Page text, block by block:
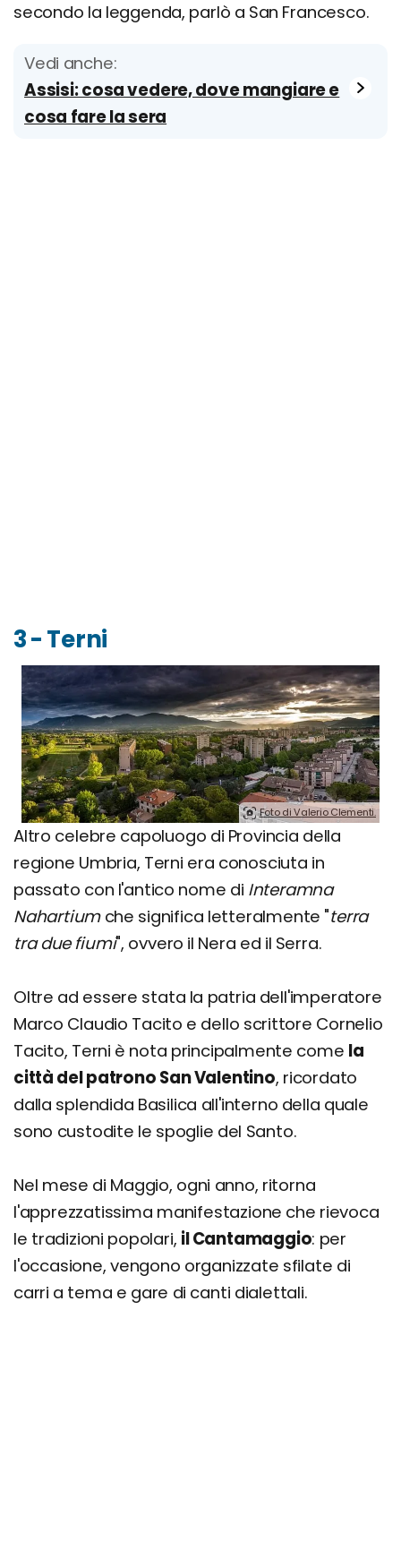
secondo la leggenda, parlò a San Francesco.
Vedi anche:
Assisi: cosa vedere, dove mangiare e
cosa fare la sera
3 - Terni
Foto di Valerio Clementi.
Altro celebre capoluogo di Provincia della
regione Umbria, Terni era conosciuta in
passato con l'antico nome di Interamna
Nahartiumche significa letteralmente "terra
tra due fiumi", ovvero il Nera ed il Serra.
Oltre ad essere stata la patria dell'imperatore
Marco Claudio Tacito e dello scrittore Cornelio
Tacito, Terni è nota principalmente come la
città del patrono San Valentino, ricordato
dalla splendida Basilica all'interno della quale
sono custodite le spoglie del Santo.
Nel mese di Maggio, ogni anno, ritorna
l'apprezzatissima manifestazione che rievoca
le tradizioni popolari, il Cantamaggio: per
l'occasione, vengono organizzate sfilate di
carri a tema e gare di canti dialettali.